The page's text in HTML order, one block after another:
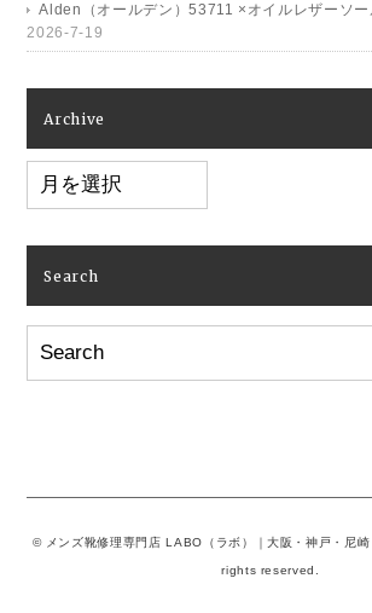
Alden（オールデン）53711 ×オイルレザーソー
2026-7-19
Archive
Archive
Search
© メンズ靴修理専門店 LABO（ラボ）｜大阪・神戸・尼
rights reserved.